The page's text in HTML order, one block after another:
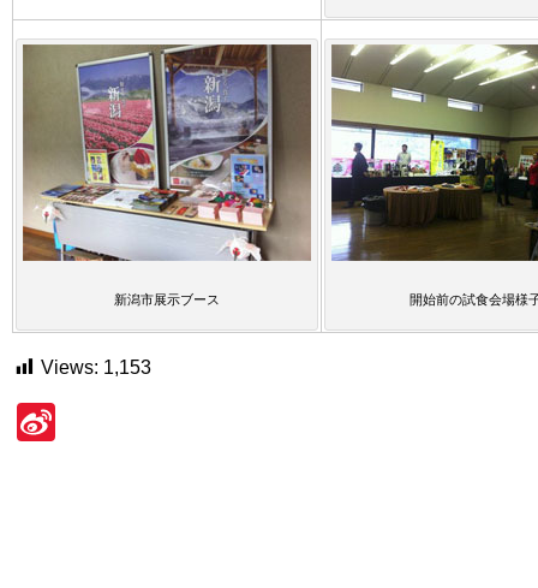
新潟市展示ブース 開始前の試食会場様
Views: 1,153